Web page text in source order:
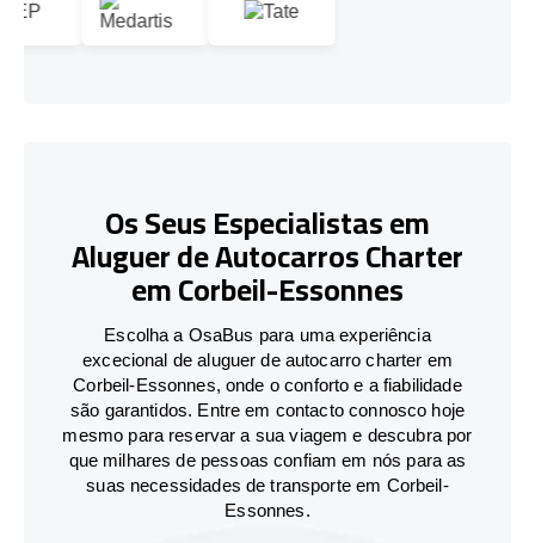
Os Seus Especialistas em
Aluguer de Autocarros Charter
em Corbeil-Essonnes
Escolha a OsaBus para uma experiência
excecional de aluguer de autocarro charter em
Corbeil-Essonnes, onde o conforto e a fiabilidade
são garantidos. Entre em contacto connosco hoje
mesmo para reservar a sua viagem e descubra por
que milhares de pessoas confiam em nós para as
suas necessidades de transporte em Corbeil-
Essonnes.